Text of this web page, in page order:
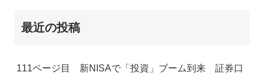
最近の投稿
111ページ目 新NISAで「投資」ブーム到来 証券口